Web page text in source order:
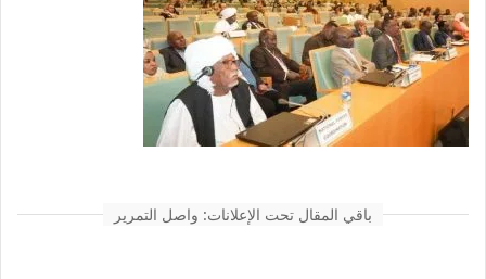
باقي المقال تحت الإعلانات: واصل التمرير